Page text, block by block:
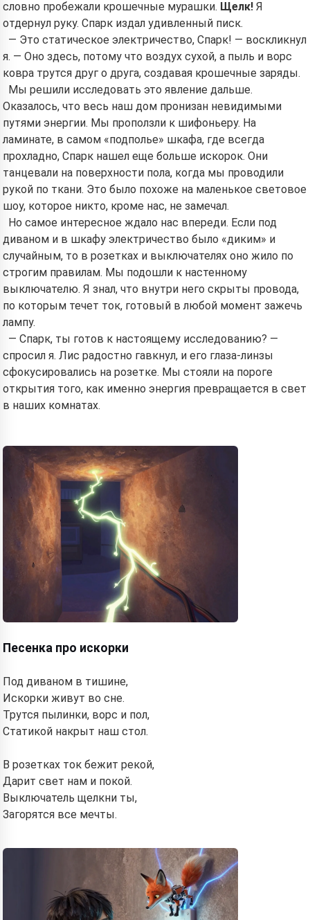
словно пробежали крошечные мурашки. Щелк! Я
отдернул руку. Спарк издал удивленный писк.
— Это статическое электричество, Спарк! — воскликнул
я. — Оно здесь, потому что воздух сухой, а пыль и ворс
ковра трутся друг о друга, создавая крошечные заряды.
Мы решили исследовать это явление дальше.
Оказалось, что весь наш дом пронизан невидимыми
путями энергии. Мы проползли к шифоньеру. На
ламинате, в самом «подполье» шкафа, где всегда
прохладно, Спарк нашел еще больше искорок. Они
танцевали на поверхности пола, когда мы проводили
рукой по ткани. Это было похоже на маленькое световое
шоу, которое никто, кроме нас, не замечал.
Но самое интересное ждало нас впереди. Если под
диваном и в шкафу электричество было «диким» и
случайным, то в розетках и выключателях оно жило по
строгим правилам. Мы подошли к настенному
выключателю. Я знал, что внутри него скрыты провода,
по которым течет ток, готовый в любой момент зажечь
лампу.
— Спарк, ты готов к настоящему исследованию? —
спросил я. Лис радостно гавкнул, и его глаза-линзы
сфокусировались на розетке. Мы стояли на пороге
открытия того, как именно энергия превращается в свет
в наших комнатах.
Песенка про искорки
Под диваном в тишине,
Искорки живут во сне.
Трутся пылинки, ворс и пол,
Статикой накрыт наш стол.
В розетках ток бежит рекой,
Дарит свет нам и покой.
Выключатель щелкни ты,
Загорятся все мечты.